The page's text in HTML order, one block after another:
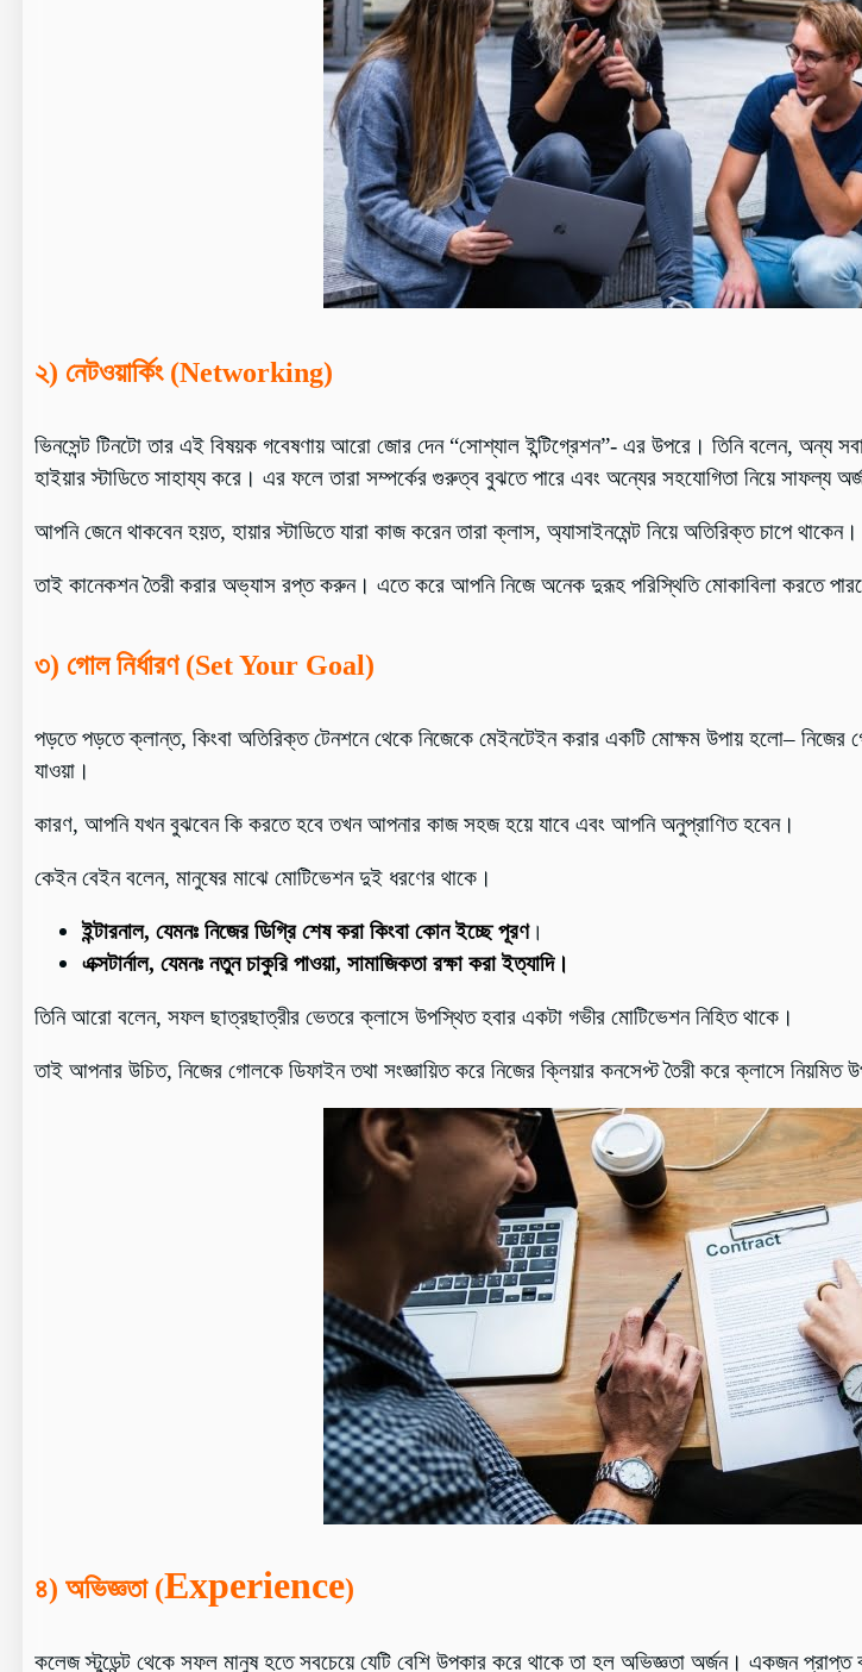
২) নেটওয়ার্কিং (Networking)
ভিনসেন্ট টিনটো তার এই বিষয়ক গবেষণায় আরো জোর দেন “সোশ্যাল ইন্টিগ্রেশন”- এর উপরে। তিনি বলেন, অন্য
হাইয়ার স্টাডিতে সাহায্য করে। এর ফলে তারা সম্পর্কের গুরুত্ব বুঝতে পারে এবং অন্যের সহযোগিতা নিয়ে সাফল্য
আপনি জেনে থাকবেন হয়ত, হায়ার স্টাডিতে যারা কাজ করেন তারা ক্লাস, অ্যাসাইনমেন্ট নিয়ে অতিরিক্ত চাপে
তাই কানেকশন তৈরী করার অভ্যাস রপ্ত করুন। এতে করে আপনি নিজে অনেক দুরূহ পরিস্থিতি মোকাবিলা করতে
৩) গোল নির্ধারণ (Set Your Goal)
পড়তে পড়তে ক্লান্ত, কিংবা অতিরিক্ত টেনশনে থেকে নিজেকে মেইনটেইন করার একটি মোক্ষম উপায় হলো– নিজের
যাওয়া।
কারণ, আপনি যখন বুঝবেন কি করতে হবে তখন আপনার কাজ সহজ হয়ে যাবে এবং আপনি অনুপ্রাণিত হবেন।
কেইন বেইন বলেন, মানুষের মাঝে মোটিভেশন দুই ধরণের থাকে।
ইন্টারনাল, যেমনঃ নিজের ডিগ্রি শেষ করা কিংবা কোন ইচ্ছে পূরণ।
এক্সটার্নাল, যেমনঃ নতুন চাকুরি পাওয়া, সামাজিকতা রক্ষা করা ইত্যাদি।
তিনি আরো বলেন, সফল ছাত্রছাত্রীর ভেতরে ক্লাসে উপস্থিত হবার একটা গভীর মোটিভেশন নিহিত থাকে।
তাই আপনার উচিত, নিজের গোলকে ডিফাইন তথা সংজ্ঞায়িত করে নিজের ক্লিয়ার কনসেপ্ট তৈরী করে ক্লাসে নিয়মিত
৪) অভিজ্ঞতা (Experience)
কলেজ স্টুডেন্ট থেকে সফল মানুষ হতে সবচেয়ে যেটি বেশি উপকার করে থাকে তা হল অভিজ্ঞতা অর্জন। একজন প্রাপ্ত